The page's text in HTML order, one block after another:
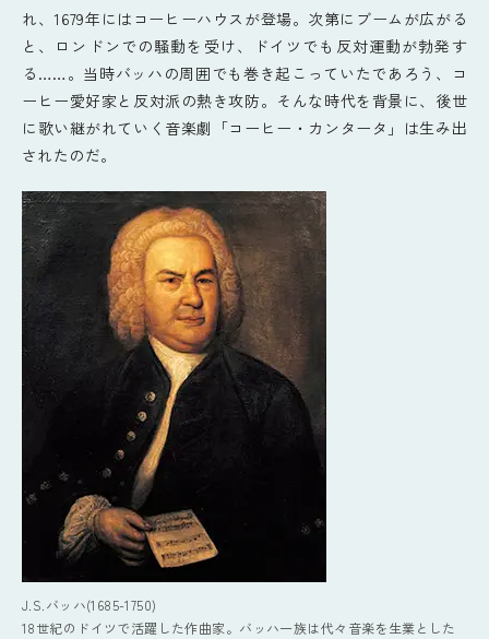
れ、1679年にはコーヒーハウスが登場。次第にブームが広がる
と、ロンドンでの騒動を受け、ドイツでも反対運動が勃発す
る……。当時バッハの周囲でも巻き起こっていたであろう、コ
ーヒー愛好家と反対派の熱き攻防。そんな時代を背景に、後世
に歌い継がれていく音楽劇「コーヒー・カンタータ」は生み出
されたのだ。
J.S.バッハ(1685-1750)
18世紀のドイツで活躍した作曲家。バッハ一族は代々音楽を生業とした